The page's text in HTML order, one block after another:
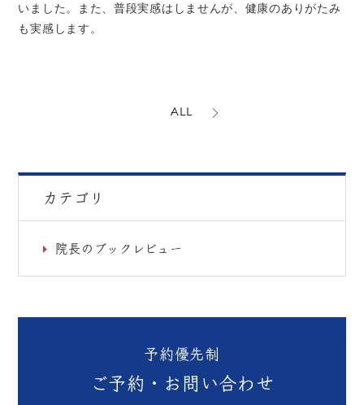
いました。また、普段実感はしませんが、健康のありがたみ
も実感します。
ALL
カテゴリ
院長のブックレビュー
予約優先制
ご予約・お問い合わせ